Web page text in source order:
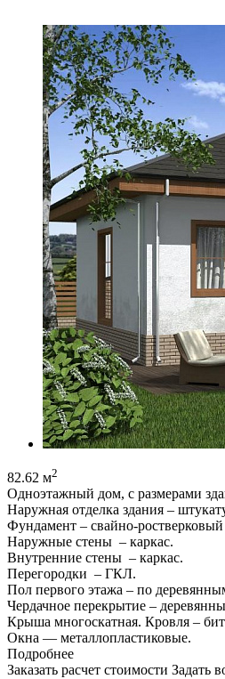
82.62 м2
Одноэтажный дом, с размерами
Наружная отделка здания –
Фундамент – свайно-
Наружные стены – каркас.
Внутренние стены – каркас.
Перегородки – ГКЛ.
Пол первого этажа – по
Чердачное перекрытие –
Крыша многоскатная. Кровля –
Окна — металлопластиковые.
Подробнее
Заказать расчет стоимости Задать